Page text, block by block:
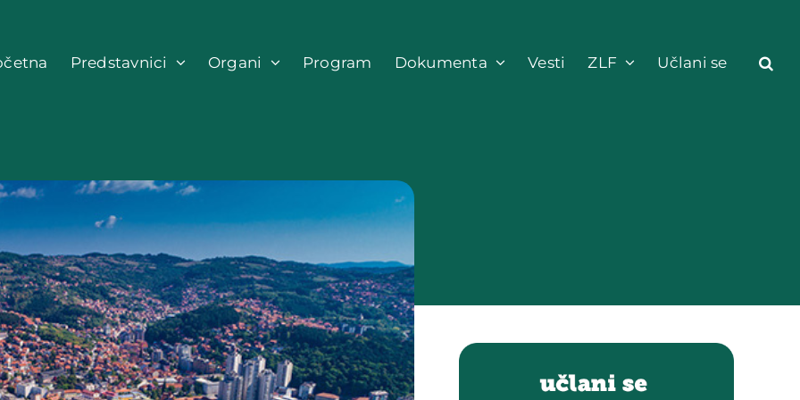
Predstavnici Organi Program Dokumenta Vesti ZLF Učlani se